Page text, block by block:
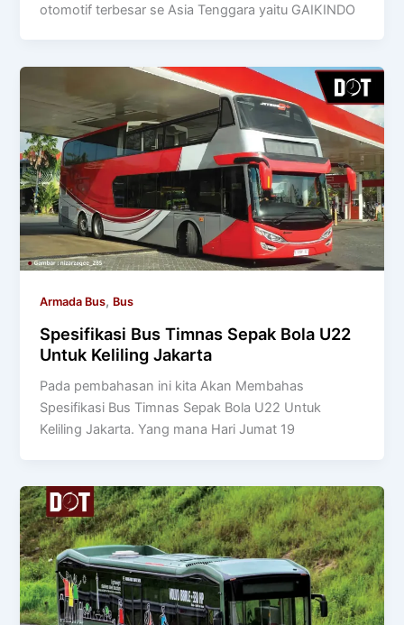
otomotif terbesar se Asia Tenggara yaitu GAIKINDO
Armada Bus, Bus
Spesifikasi Bus Timnas Sepak Bola U22
Untuk Keliling Jakarta
Pada pembahasan ini kita Akan Membahas
Spesifikasi Bus Timnas Sepak Bola U22 Untuk
Keliling Jakarta. Yang mana Hari Jumat 19